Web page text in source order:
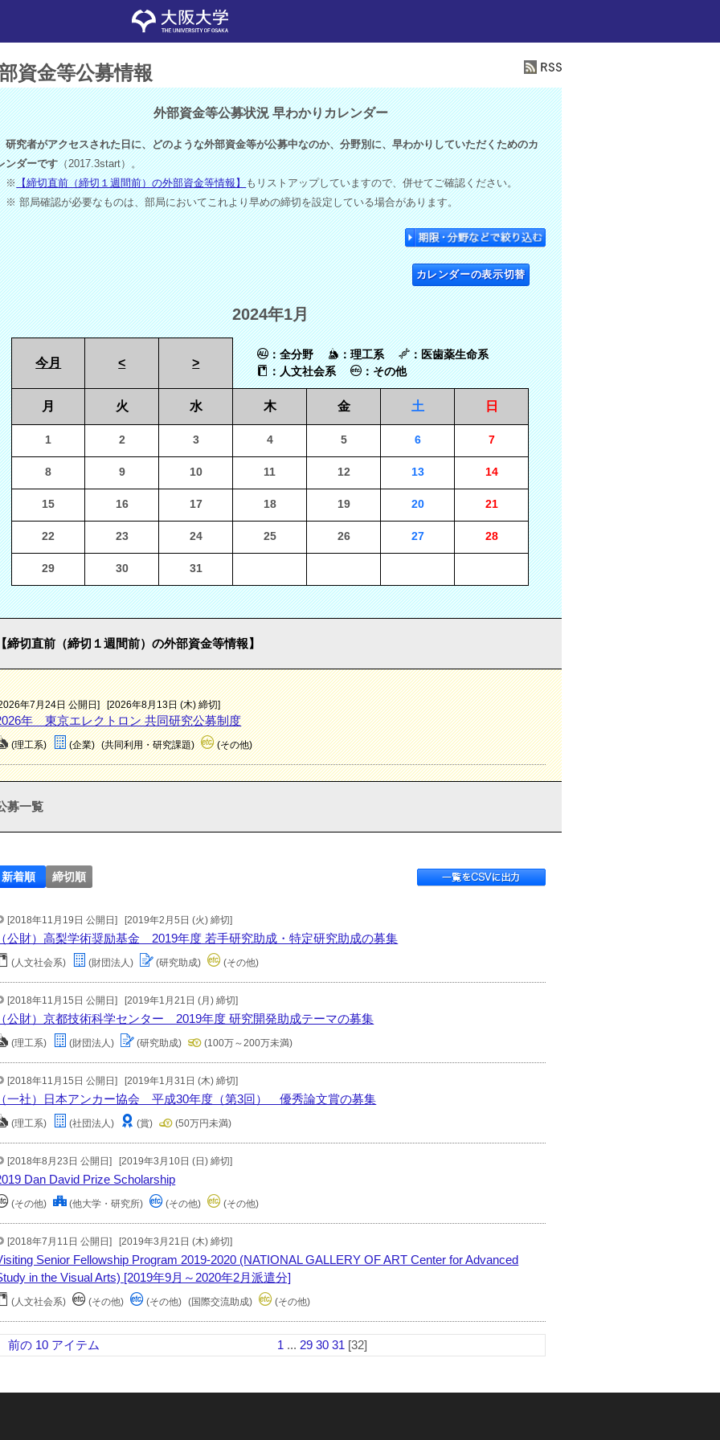
資金等公募情報
外部資金等公募状況 早わかりカレンダー
究者がアクセスされた日に、どのような外部資金等が公募中なのか、分野別に、早わかりしていただくためのカ
ンダーです（2017.3start）。
【締切直前（締切１週間前）の外部資金等情報】もリストアップしていますので、併せてご確認ください。
部局確認が必要なものは、部局においてこれより早めの締切を設定している場合があります。
カレンダーの表示切替
2024年1月
今月 < >
：全分野 ：理工系
：医歯薬生命系
：人文社会系
：その他
月 火 水 木 金 土 日
1 2 3 4 5 6 7
8 9 10 11 12 13 14
15 16 17 18 19 20 21
22 23 24 25 26 27 28
29 30 31
【締切直前（締切１週間前）の外部資金等情報】
年7月24日 公開日] [2026年8月13日 (木) 締切]
年 東京エレクトロン 共同研究公募制度
(理工系) (企業) (共同利用・研究課題) (その他)
募一覧
新着順 締切順
[2018年11月19日 公開日] [2019年2月5日 (火) 締切]
（公財）高梨学術奨励基金 2019年度 若手研究助成・特定研究助成の募集
(人文社会系) (財団法人) (研究助成) (その他)
[2018年11月15日 公開日] [2019年1月21日 (月) 締切]
（公財）京都技術科学センター 2019年度 研究開発助成テーマの募集
(理工系) (財団法人) (研究助成) (100万～200万未満)
[2018年11月15日 公開日] [2019年1月31日 (木) 締切]
（一社）日本アンカー協会 平成30年度（第3回） 優秀論文賞の募集
(理工系) (社団法人) (賞) (50万円未満)
[2018年8月23日 公開日] [2019年3月10日 (日) 締切]
Dan David Prize Scholarship
(その他) (他大学・研究所) (その他) (その他)
[2018年7月11日 公開日] [2019年3月21日 (木) 締切]
Senior Fellowship Program 2019-2020 (NATIONAL GALLERY OF ART Center for Advanced
in the Visual Arts) [2019年9月～2020年2月派遣分]
(人文社会系) (その他) (その他) (国際交流助成) (その他)
前の 10 アイテム 1 ...29 30 31 [32]